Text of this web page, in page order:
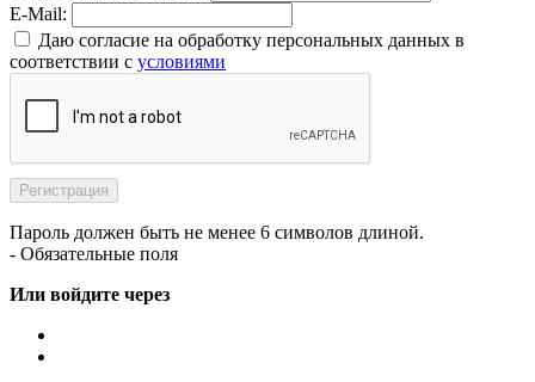
E-Mail:
Даю согласие на обработку персональных данных в
соответствии с условиями
Пароль должен быть не менее 6 символов длиной.
- Обязательные поля
Или войдите через